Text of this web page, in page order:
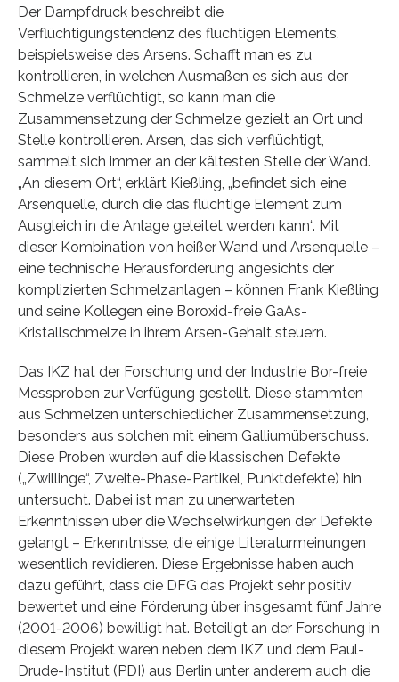
Der Dampfdruck beschreibt die
Verflüchtigungstendenz des flüchtigen Elements,
beispielsweise des Arsens. Schafft man es zu
kontrollieren, in welchen Ausmaßen es sich aus der
Schmelze verflüchtigt, so kann man die
Zusammensetzung der Schmelze gezielt an Ort und
Stelle kontrollieren. Arsen, das sich verflüchtigt,
sammelt sich immer an der kältesten Stelle der Wand.
„An diesem Ort“, erklärt Kießling, „befindet sich eine
Arsenquelle, durch die das flüchtige Element zum
Ausgleich in die Anlage geleitet werden kann“. Mit
dieser Kombination von heißer Wand und Arsenquelle –
eine technische Herausforderung angesichts der
komplizierten Schmelzanlagen – können Frank Kießling
und seine Kollegen eine Boroxid-freie GaAs-
Kristallschmelze in ihrem Arsen-Gehalt steuern.
Das IKZ hat der Forschung und der Industrie Bor-freie
Messproben zur Verfügung gestellt. Diese stammten
aus Schmelzen unterschiedlicher Zusammensetzung,
besonders aus solchen mit einem Galliumüberschuss.
Diese Proben wurden auf die klassischen Defekte
(„Zwillinge“, Zweite-Phase-Partikel, Punktdefekte) hin
untersucht. Dabei ist man zu unerwarteten
Erkenntnissen über die Wechselwirkungen der Defekte
gelangt – Erkenntnisse, die einige Literaturmeinungen
wesentlich revidieren. Diese Ergebnisse haben auch
dazu geführt, dass die DFG das Projekt sehr positiv
bewertet und eine Förderung über insgesamt fünf Jahre
(2001-2006) bewilligt hat. Beteiligt an der Forschung in
diesem Projekt waren neben dem IKZ und dem Paul-
Drude-Institut (PDI) aus Berlin unter anderem auch die